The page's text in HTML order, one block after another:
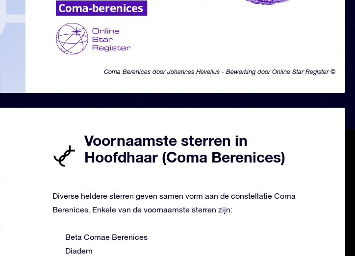
Coma Berenices door Johannes Hevelius - Bewerking door Online Star Register ©
Voornaamste sterren in
Hoofdhaar (Coma Berenices)
Diverse heldere sterren geven samen vorm aan de constellatie Coma
Berenices. Enkele van de voornaamste sterren zijn:
Beta Comae Berenices
Diadem